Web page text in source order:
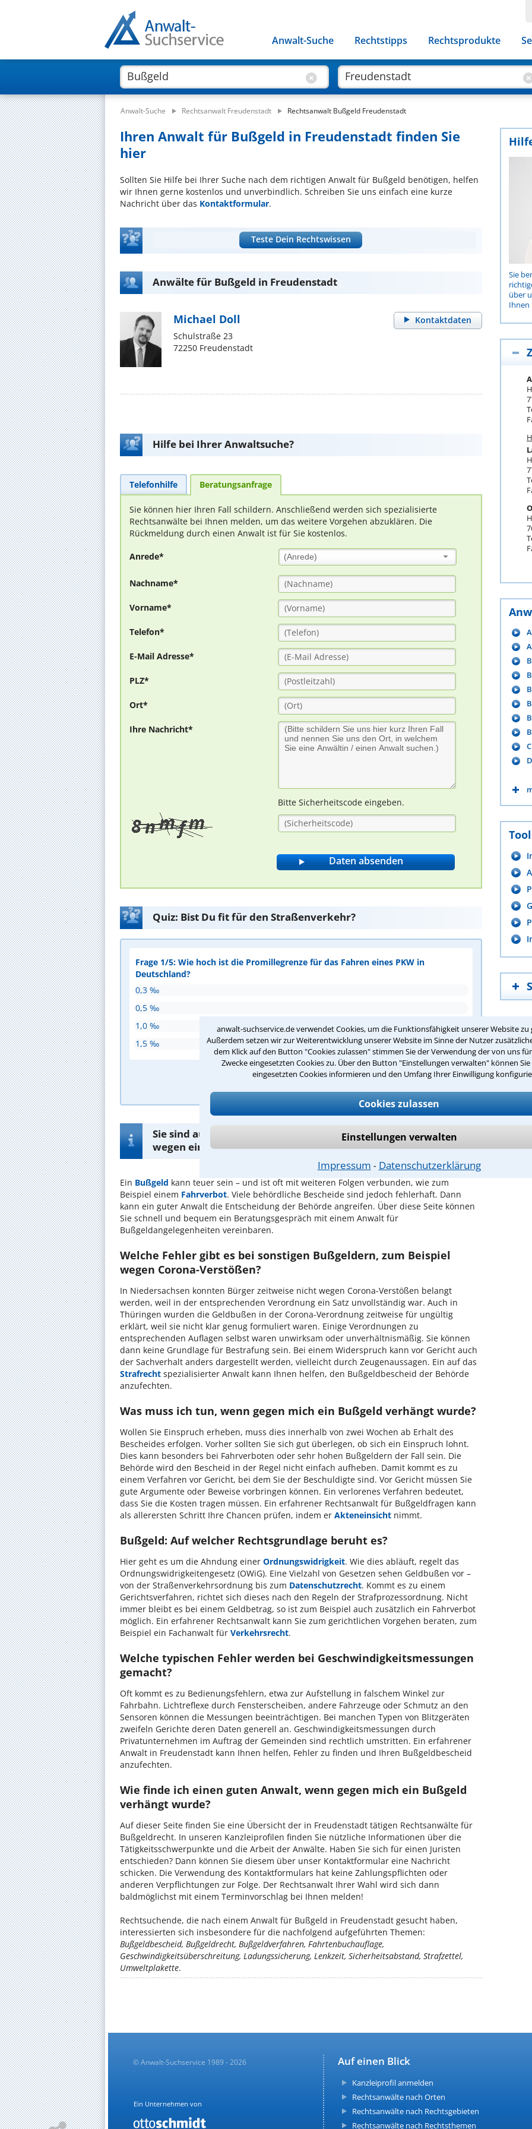
anwalt-suchservice.de verwendet Cookies, um die Funktionsfähigkeit unserer Website zu
Außerdem setzen wir zur Weiterentwicklung unserer Website im Sinne der Nutzer
dem Klick auf den Button "Cookies zulassen" stimmen Sie der Verwendung der von uns
Zwecke eingesetzten Cookies zu. Über den Button "Einstellungen verwalten" können
eingesetzten Cookies informieren und den Umfang Ihrer Einwilligung
Cookies zulassen
Einstellungen verwalten
Impressum ⁃ Datenschutzerklärung
Anwalt-Suche Rechtstipps Rechtsprodukte
Anwalt-Suche Rechtsanwalt Freudenstadt Rechtsanwalt Bußgeld Freudenstadt
Ihren Anwalt für Bußgeld in Freudenstadt finden Sie
hier
Sollten Sie Hilfe bei Ihrer Suche nach dem richtigen Anwalt für Bußgeld benötigen, helfen
wir Ihnen gerne kostenlos und unverbindlich. Schreiben Sie uns einfach eine kurze
Nachricht über das Kontaktformular.
Teste Dein Rechtswissen
Anwälte für Bußgeld in Freudenstadt
Kontaktdaten
Michael Doll
Schulstraße 23
72250 Freudenstadt
Hilfe bei Ihrer Anwaltsuche?
Telefonhilfe Beratungsanfrage
Sie können hier Ihren Fall schildern. Anschließend werden sich spezialisierte
Rechtsanwälte bei Ihnen melden, um das weitere Vorgehen abzuklären. Die
Rückmeldung durch einen Anwalt ist für Sie kostenlos.
Anrede* (Anrede)
Nachname*
Vorname*
Telefon*
E-Mail Adresse*
PLZ*
Ort*
Ihre Nachricht*
Bitte Sicherheitscode eingeben.
Quiz: Bist Du fit für den Straßenverkehr?
Frage 1/5: Wie hoch ist die Promillegrenze für das Fahren eines PKW in
Deutschland?
0,3 ‰
0,5 ‰
1,0 ‰
1,5 ‰
Antwort überprüfen
Sie sind auf der Suche nach einem Rechtsanwalt in Freudenstadt
wegen eines Bußgelds?
Ein Bußgeld kann teuer sein – und ist oft mit weiteren Folgen verbunden, wie zum
Beispiel einem Fahrverbot. Viele behördliche Bescheide sind jedoch fehlerhaft. Dann
kann ein guter Anwalt die Entscheidung der Behörde angreifen. Über diese Seite können
Sie schnell und bequem ein Beratungsgespräch mit einem Anwalt für
Bußgeldangelegenheiten vereinbaren.
Welche Fehler gibt es bei sonstigen Bußgeldern, zum Beispiel
wegen Corona-Verstößen?
In Niedersachsen konnten Bürger zeitweise nicht wegen Corona-Verstößen belangt
werden, weil in der entsprechenden Verordnung ein Satz unvollständig war. Auch in
Thüringen wurden die Geldbußen in der Corona-Verordnung zeitweise für ungültig
erklärt, weil sie nicht klar genug formuliert waren. Einige Verordnungen zu
entsprechenden Auflagen selbst waren unwirksam oder unverhältnismäßig. Sie können
dann keine Grundlage für Bestrafung sein. Bei einem Widerspruch kann vor Gericht auch
der Sachverhalt anders dargestellt werden, vielleicht durch Zeugenaussagen. Ein auf das
Strafrecht spezialisierter Anwalt kann Ihnen helfen, den Bußgeldbescheid der Behörde
anzufechten.
Was muss ich tun, wenn gegen mich ein Bußgeld verhängt wurde?
Wollen Sie Einspruch erheben, muss dies innerhalb von zwei Wochen ab Erhalt des
Bescheides erfolgen. Vorher sollten Sie sich gut überlegen, ob sich ein Einspruch lohnt.
Dies kann besonders bei Fahrverboten oder sehr hohen Bußgeldern der Fall sein. Die
Behörde wird den Bescheid in der Regel nicht einfach aufheben. Damit kommt es zu
einem Verfahren vor Gericht, bei dem Sie der Beschuldigte sind. Vor Gericht müssen Sie
gute Argumente oder Beweise vorbringen können. Ein verlorenes Verfahren bedeutet,
dass Sie die Kosten tragen müssen. Ein erfahrener Rechtsanwalt für Bußgeldfragen kann
als allerersten Schritt Ihre Chancen prüfen, indem er Akteneinsicht nimmt.
Bußgeld: Auf welcher Rechtsgrundlage beruht es?
Hier geht es um die Ahndung einer Ordnungswidrigkeit. Wie dies abläuft, regelt das
Ordnungswidrigkeitengesetz (OWiG). Eine Vielzahl von Gesetzen sehen Geldbußen vor –
von der Straßenverkehrsordnung bis zum Datenschutzrecht. Kommt es zu einem
Gerichtsverfahren, richtet sich dieses nach den Regeln der Strafprozessordnung. Nicht
immer bleibt es bei einem Geldbetrag, so ist zum Beispiel auch zusätzlich ein Fahrverbot
möglich. Ein erfahrener Rechtsanwalt kann Sie zum gerichtlichen Vorgehen beraten, zum
Beispiel ein Fachanwalt für Verkehrsrecht.
Welche typischen Fehler werden bei Geschwindigkeitsmessungen
gemacht?
Oft kommt es zu Bedienungsfehlern, etwa zur Aufstellung in falschem Winkel zur
Fahrbahn. Lichtreflexe durch Fensterscheiben, andere Fahrzeuge oder Schmutz an den
Sensoren können die Messungen beeinträchtigen. Bei manchen Typen von Blitzgeräten
zweifeln Gerichte deren Daten generell an. Geschwindigkeitsmessungen durch
Privatunternehmen im Auftrag der Gemeinden sind rechtlich umstritten. Ein erfahrener
Anwalt in Freudenstadt kann Ihnen helfen, Fehler zu finden und Ihren Bußgeldbescheid
anzufechten.
Wie finde ich einen guten Anwalt, wenn gegen mich ein Bußgeld
verhängt wurde?
Auf dieser Seite finden Sie eine Übersicht der in Freudenstadt tätigen Rechtsanwälte für
Bußgeldrecht. In unseren Kanzleiprofilen finden Sie nützliche Informationen über die
Tätigkeitsschwerpunkte und die Arbeit der Anwälte. Haben Sie sich für einen Juristen
entschieden? Dann können Sie diesem über unser Kontaktformular eine Nachricht
schicken. Die Verwendung des Kontaktformulars hat keine Zahlungspflichten oder
anderen Verpflichtungen zur Folge. Der Rechtsanwalt Ihrer Wahl wird sich dann
baldmöglichst mit einem Terminvorschlag bei Ihnen melden!
Rechtsuchende, die nach einem Anwalt für Bußgeld in Freudenstadt gesucht haben,
interessierten sich insbesondere für die nachfolgend aufgeführten Themen:
Bußgeldbescheid, Bußgeldrecht, Bußgeldverfahren, Fahrtenbuchauflage,
Geschwindigkeitsüberschreitung, Ladungssicherung, Lenkzeit, Sicherheitsabstand, Strafzettel,
Umweltplakette.
Sie
über
Ihnen
Auf einen Blick
Kanzleiprofil anmelden
Rechtsanwälte nach Orten
Rechtsanwälte nach Rechtsgebieten
Rechtsanwälte nach Rechtsthemen
© Anwalt-Suchservice 1989 - 2026
Ein Unternehmen von